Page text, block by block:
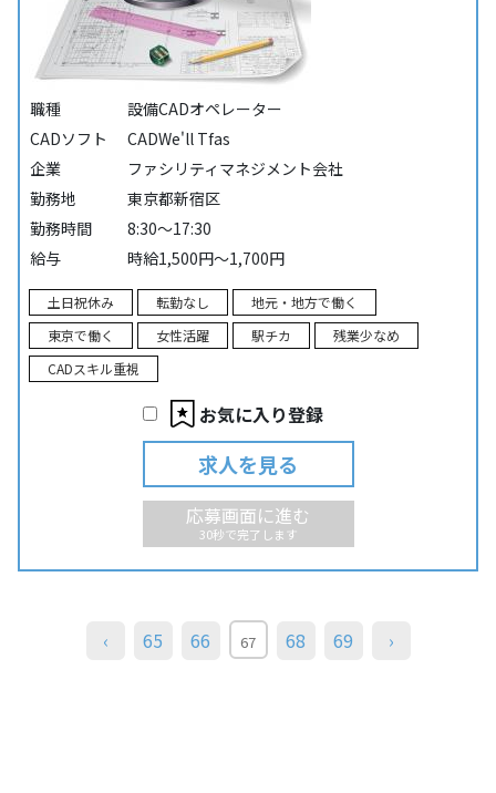
職種
設備CADオペレーター
CADソフト
CADWe'll Tfas
企業
ファシリティマネジメント会社
勤務地
東京都新宿区
勤務時間
8:30～17:30
給与
時給1,500円～1,700円
土日祝休み 転勤なし
地元・地方で働く
東京で働く
女性活躍 駅チカ
残業少なめ
CADスキル重視
お気に入り登録
求人を見る
応募画面に進む
30秒で完了します
‹ 65 66 67 68 69 ›